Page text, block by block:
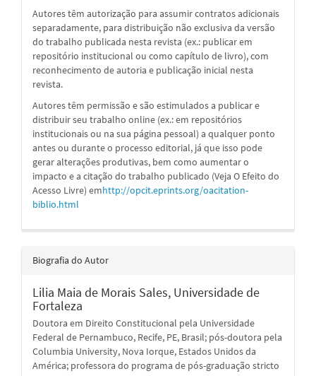
Autores têm autorização para assumir contratos adicionais
separadamente, para distribuição não exclusiva da versão
do trabalho publicada nesta revista (ex.: publicar em
repositório institucional ou como capítulo de livro), com
reconhecimento de autoria e publicação inicial nesta
revista.
Autores têm permissão e são estimulados a publicar e
distribuir seu trabalho online (ex.: em repositórios
institucionais ou na sua página pessoal) a qualquer ponto
antes ou durante o processo editorial, já que isso pode
gerar alterações produtivas, bem como aumentar o
impacto e a citação do trabalho publicado (Veja O Efeito do
Acesso Livre) emhttp://opcit.eprints.org/oacitation-
biblio.html
Biografia do Autor
Lilia Maia de Morais Sales, Universidade de
Fortaleza
Doutora em Direito Constitucional pela Universidade
Federal de Pernambuco, Recife, PE, Brasil; pós-doutora pela
Columbia University, Nova Iorque, Estados Unidos da
América; professora do programa de pós-graduação stricto